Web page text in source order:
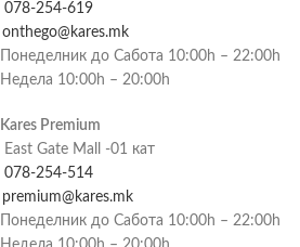
078-254-619
onthego@kares.mk
Понеделник до Сабота 10:00h – 22:00h
Недела 10:00h – 20:00h
Kares Premium
East Gate Mall -01 кат
078-254-514
premium@kares.mk
Понеделник до Сабота 10:00h – 22:00h